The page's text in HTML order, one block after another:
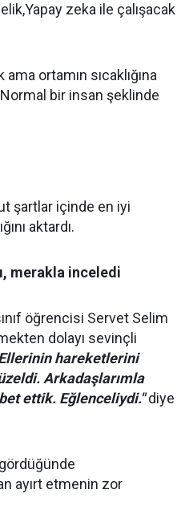
zeka ile çalışacak
ortamın sıcaklığına
bir insan şeklinde
şartlar içinde en iyi
aktardı.
merakla inceledi
öğrencisi Servet Selim
dolayı sevinçli
hareketlerini
Arkadaşlarımla
ettik. Eğlenceliydi."diye
ayırt etmenin zor